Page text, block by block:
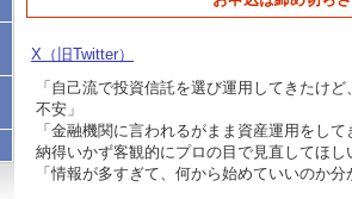
X（旧Twitter）
「自己流で投資信託を選び運用してきたけ
不安」
「金融機関に言われるがまま資産運用をして
納得いかず客観的にプロの目で見直してほし
「情報が多すぎて、何から始めていいのか